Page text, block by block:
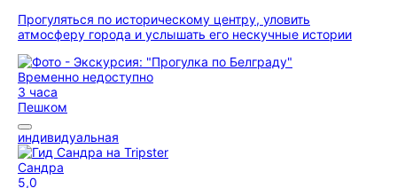
Прогуляться по историческому центру, уловить
атмосферу города и услышать его нескучные истории
Временно недоступно
3 часа
Пешком
индивидуальная
Сандра
5,0